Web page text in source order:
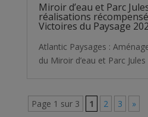
Miroir d’eau et Parc
réalisations
Victoires du Paysage
Atlantic Paysages :
du Miroir d’eau et Parc
Page 1 sur 3 1 2 3 »